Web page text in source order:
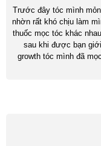
Trước đây tóc mình
nhờn rất khó chịu làm
thuốc mọc tóc khác
sau khi được bạn
growth tóc mình đã